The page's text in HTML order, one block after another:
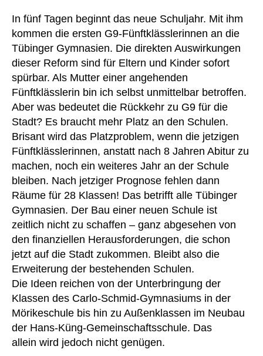
In fünf Tagen beginnt das neue Schuljahr. Mit ihm
kommen die ersten G9-Fünftklässlerinnen an die
Tübinger Gymnasien. Die direkten Auswirkungen
dieser Reform sind für Eltern und Kinder sofort
spürbar. Als Mutter einer angehenden
Fünftklässlerin bin ich selbst unmittelbar betroffen.
Aber was bedeutet die Rückkehr zu G9 für die
Stadt? Es braucht mehr Platz an den Schulen.
Brisant wird das Platzproblem, wenn die jetzigen
Fünftklässlerinnen, anstatt nach 8 Jahren Abitur zu
machen, noch ein weiteres Jahr an der Schule
bleiben. Nach jetziger Prognose fehlen dann
Räume für 28 Klassen! Das betrifft alle Tübinger
Gymnasien. Der Bau einer neuen Schule ist
zeitlich nicht zu schaffen – ganz abgesehen von
den finanziellen Herausforderungen, die schon
jetzt auf die Stadt zukommen. Bleibt also die
Erweiterung der bestehenden Schulen.
Die Ideen reichen von der Unterbringung der
Klassen des Carlo-Schmid-Gymnasiums in der
Mörikeschule bis hin zu Außenklassen im Neubau
der Hans-Küng-Gemeinschaftsschule. Das
allein wird jedoch nicht genügen.